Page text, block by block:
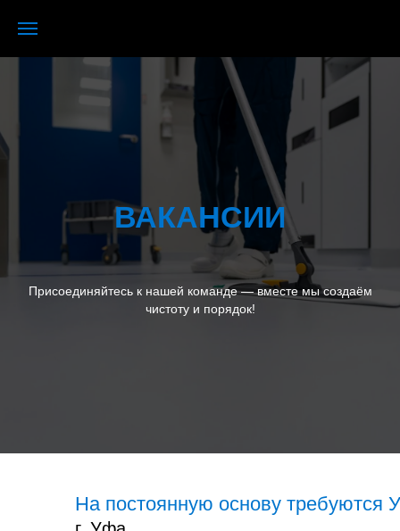
ВАКАНСИИ
Присоединяйтесь к нашей команде — вместе мы создаём
чистоту и порядок!
На постоянную основу требуются